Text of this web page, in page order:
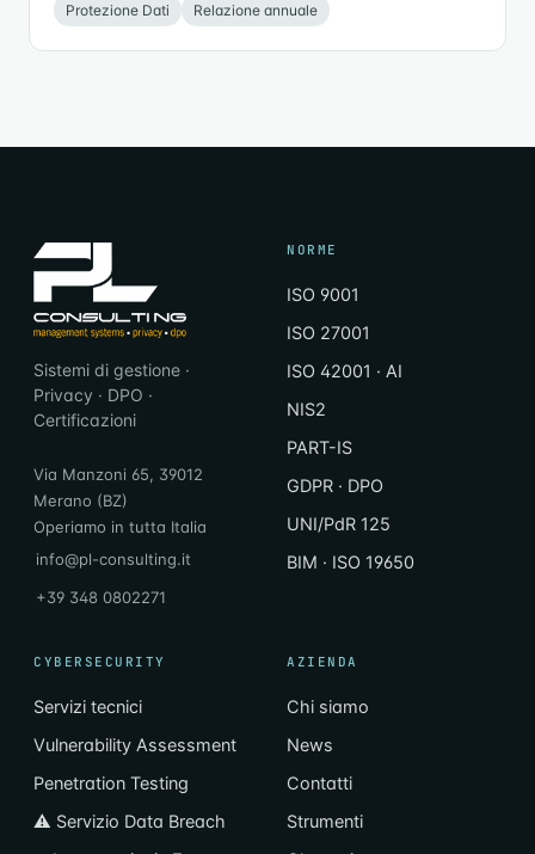
Protezione Dati
Relazione annuale
Sistemi di gestione ·
Privacy · DPO ·
Certificazioni
Via Manzoni 65, 39012
Merano (BZ)
Operiamo in tutta Italia
info@pl-consulting.it
+39 348 0802271
NORME
ISO 9001
ISO 27001
ISO 42001 · AI
NIS2
PART-IS
GDPR · DPO
UNI/PdR 125
BIM · ISO 19650
CYBERSECURITY
Servizi tecnici
Vulnerability Assessment
Penetration Testing
⚠ Servizio Data Breach
AZIENDA
Chi siamo
News
Contatti
Strumenti